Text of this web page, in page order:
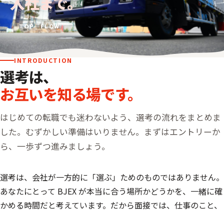
TOP—FLOW
INTRODUCTION
選考は、
お互いを知る場です。
はじめての転職でも迷わないよう、選考の流れをまとめま
した。むずかしい準備はいりません。まずはエントリーか
ら、一歩ずつ進みましょう。
選考は、会社が一方的に「選ぶ」ためのものではありません。
あなたにとって BJEX が本当に合う場所かどうかを、一緒に確
かめる時間だと考えています。だから面接では、仕事のこと、